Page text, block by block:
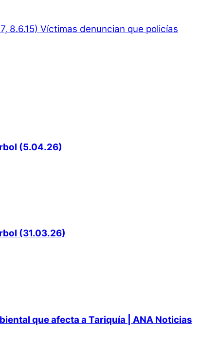
8.6.15) Víctimas denuncian que policías
(5.04.26)
(31.03.26)
que afecta a Tariquía | ANA Noticias